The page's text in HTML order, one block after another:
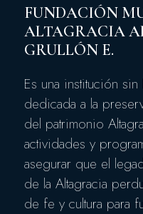
FUNDACIÓN
ALTAGRACIA
GRULLÓN E.
Es una institución
dedicada a la
del patrimonio
actividades y
asegurar que el
de la Altagracia
de fe y cultura para